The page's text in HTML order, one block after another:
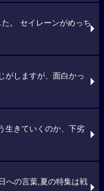
。 セイレーンがめっち
がしますが、面白かっ
生きていくのか、下劣
への言葉,夏の特集は戦